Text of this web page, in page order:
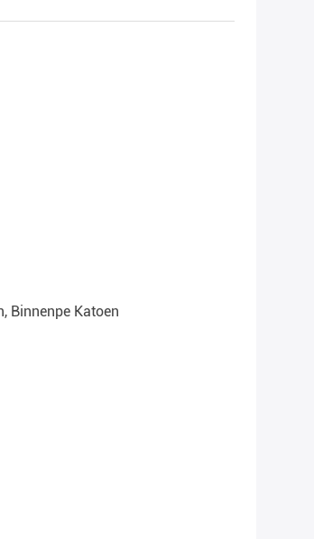
Binnenpe Katoen